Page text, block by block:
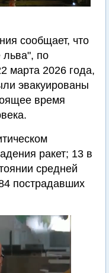
сообщает, что
льва", по
марта 2026 года,
эвакуированы
время
ракет; 13 в
средней
пострадавших